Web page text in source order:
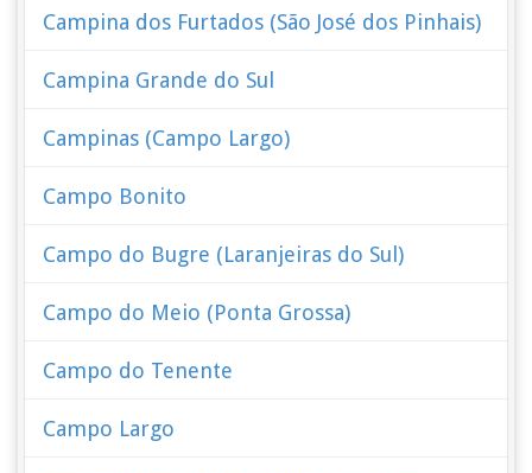
Campina dos Furtados (São José dos Pinhais)
Campina Grande do Sul
Campinas (Campo Largo)
Campo Bonito
Campo do Bugre (Laranjeiras do Sul)
Campo do Meio (Ponta Grossa)
Campo do Tenente
Campo Largo